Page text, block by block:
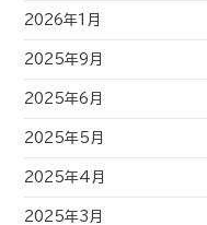
2026年1月
2025年9月
2025年6月
2025年5月
2025年4月
2025年3月